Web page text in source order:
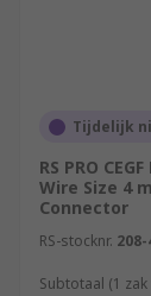
Tijdelijk
RS PRO
Wire Size 4
Connector
RS-stocknr.
Subtotaal (1